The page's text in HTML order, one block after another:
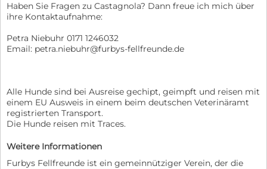
Haben Sie Fragen zu Castagnola? Dann freue ich mich über
ihre Kontaktaufnahme:
Petra Niebuhr 0171 1246032
Email: petra.niebuhr@furbys-fellfreunde.de
Alle Hunde sind bei Ausreise gechipt, geimpft und reisen mit
einem EU Ausweis in einem beim deutschen Veterinäramt
registrierten Transport.
Die Hunde reisen mit Traces.
Weitere Informationen
Furbys Fellfreunde ist ein gemeinnütziger Verein, der die